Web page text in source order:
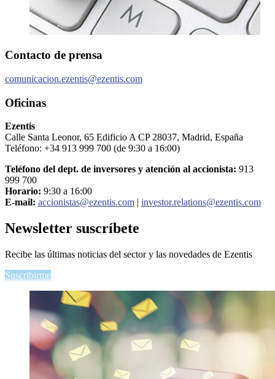
Contacto de prensa
comunicacion.ezentis@ezentis.com
Oficinas
Ezentis
Calle Santa Leonor, 65 Edificio A CP 28037, Madrid, España
Teléfono: +34 913 999 700 (de 9:30 a 16:00)
Teléfono del dept. de inversores y atención al accionista: 913
999 700
Horario: 9:30 a 16:00
E-mail: accionistas@ezentis.com investor.relations@ezentis.com
Newsletter suscríbete
Recibe las últimas noticias del sector y las novedades de Ezentis
Suscribirme